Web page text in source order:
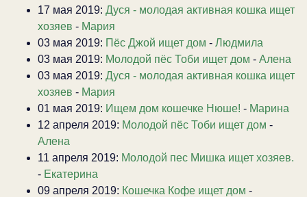
17 мая 2019: Дуся - молодая активная кошка ищет
хозяев - Мария
03 мая 2019: Пёс Джой ищет дом - Людмила
03 мая 2019: Молодой пёс Тоби ищет дом - Алена
03 мая 2019: Дуся - молодая активная кошка ищет
хозяев - Мария
01 мая 2019: Ищем дом кошечке Нюше! - Марина
12 апреля 2019: Молодой пёс Тоби ищет дом -
Алена
11 апреля 2019: Молодой пес Мишка ищет хозяев.
- Екатерина
09 апреля 2019: Кошечка Кофе ищет дом -